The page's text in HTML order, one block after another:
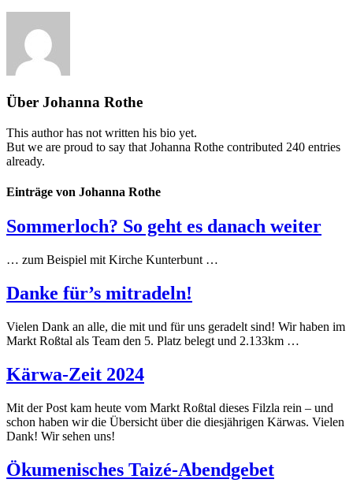
Über Johanna Rothe
This author has not written his bio yet.
But we are proud to say that Johanna Rothe contributed 240 entries
already.
Einträge von Johanna Rothe
Sommerloch? So geht es danach weiter
… zum Beispiel mit Kirche Kunterbunt …
Danke für’s mitradeln!
Vielen Dank an alle, die mit und für uns geradelt sind! Wir haben im
Markt Roßtal als Team den 5. Platz belegt und 2.133km …
Kärwa-Zeit 2024
Mit der Post kam heute vom Markt Roßtal dieses Filzla rein – und
schon haben wir die Übersicht über die diesjährigen Kärwas. Vielen
Dank! Wir sehen uns!
Ökumenisches Taizé-Abendgebet